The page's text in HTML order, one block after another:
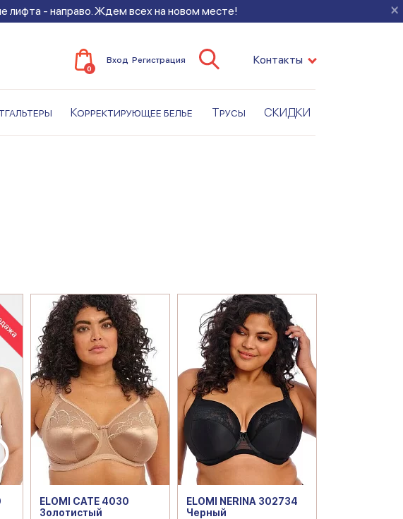
×
лифта - направо. Ждем всех на новом месте!
0
Вход Регистрация Контакты
Корректирующее белье Трусы СКИДКИ
ELOMI CATE 4030
Золотистый
ELOMI NERINA 302734
Черный